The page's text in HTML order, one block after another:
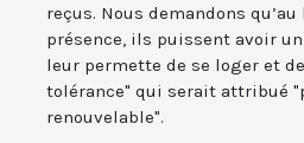
reçus. Nous demandons
présence, ils puissent avoir
leur permette de se loger et
tolérance" qui serait attribué
renouvelable".